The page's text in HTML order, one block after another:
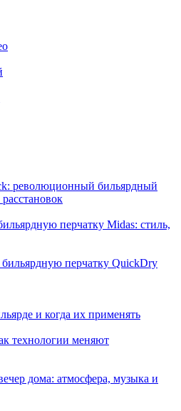
революционный бильярдный
перчатку Midas: стиль,
перчатку QuickDry
и когда их применять
технологии меняют
дома: атмосфера, музыка и